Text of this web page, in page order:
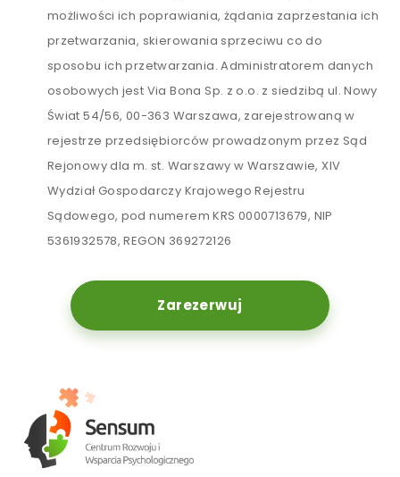
możliwości ich poprawiania, żądania zaprzestania ich
przetwarzania, skierowania sprzeciwu co do
sposobu ich przetwarzania. Administratorem danych
osobowych jest Via Bona Sp. z o.o. z siedzibą ul. Nowy
Świat 54/56, 00-363 Warszawa, zarejestrowaną w
rejestrze przedsiębiorców prowadzonym przez Sąd
Rejonowy dla m. st. Warszawy w Warszawie, XIV
Wydział Gospodarczy Krajowego Rejestru
Sądowego, pod numerem KRS 0000713679, NIP
5361932578, REGON 369272126
Zarezerwuj